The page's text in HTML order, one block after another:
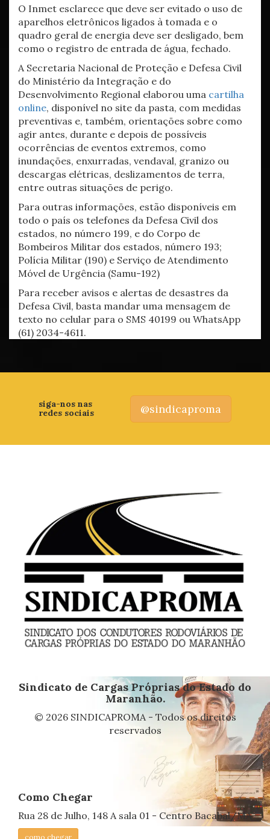
O Inmet esclarece que deve ser evitado o uso de
aparelhos eletrônicos ligados à tomada e o
quadro geral de energia deve ser desligado, bem
como o registro de entrada de água, fechado.
A Secretaria Nacional de Proteção e Defesa Civil
do Ministério da Integração e do
Desenvolvimento Regional elaborou uma cartilha
online, disponível no site da pasta, com medidas
preventivas e, também, orientações sobre como
agir antes, durante e depois de possíveis
ocorrências de eventos extremos, como
inundações, enxurradas, vendaval, granizo ou
descargas elétricas, deslizamentos de terra,
entre outras situações de perigo.
Para outras informações, estão disponíveis em
todo o país os telefones da Defesa Civil dos
estados, no número 199, e do Corpo de
Bombeiros Militar dos estados, número 193;
Polícia Militar (190) e Serviço de Atendimento
Móvel de Urgência (Samu-192)
Para receber avisos e alertas de desastres da
Defesa Civil, basta mandar uma mensagem de
texto no celular para o SMS 40199 ou WhatsApp
(61) 2034-4611.
siga-nos nas
redes sociais
@sindicaproma
Sindicato de Cargas Próprias do Estado do
Maranhão.
© 2026 SINDICAPROMA - Todos os direitos
reservados
Como Chegar
Rua 28 de Julho, 148 A sala 01 - Centro Bacabal/MA
como chegar